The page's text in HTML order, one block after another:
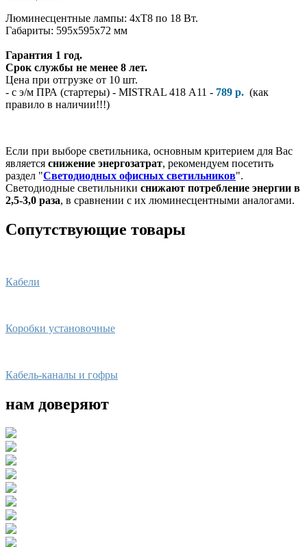
Люминесцентные лампы: 4хТ8 по 18 Вт.
Габариты: 595x595х72 мм
Гарантия 1 год.
Срок службы не менее 8 лет.
Цена при отгрузке от 10 шт.
- с э/м ПРА (стартеры) - MISTRAL 418 А11 - 789 р. (как
правило в наличии!!!)
Если при выборе светильника, основным критерием для Вас
является снижение энергозатрат, рекомендуем посетить
раздел "Светодиодных офисных светильников".
Светодиодные светильники снижают потребление энергии в
2,5-3,0 раза, в сравнении с их люминесцентными аналогами.
Сопутствующие товары
Кабели
Коробки установочные
Кабель-каналы и гофры
нам доверяют